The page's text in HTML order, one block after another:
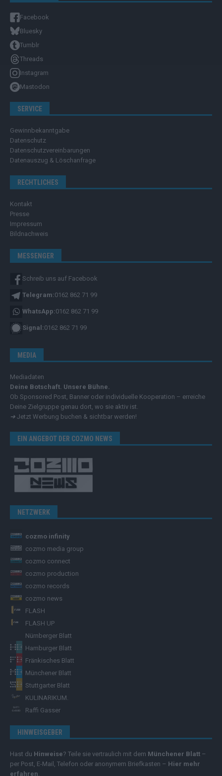
Facebook
Bluesky
Tumblr
Threads
Instagram
Mastodon
SERVICE
Gewinnbekanntgabe
Datenschutz
Datenschutzvereinbarungen
Datenauszug & Löschanfrage
RECHTLICHES
Kontakt
Presse
Impressum
Bildnachweis
MESSENGER
Schreib uns auf Facebook
Telegram:0162 862 71 99
WhatsApp:0162 862 71 99
Signal:0162 862 71 99
MEDIA
Mediadaten
Deine Botschaft. Unsere Bühne.
Ob Sponsored Post, Banner oder individuelle Kooperation – erreiche
Deine Zielgruppe genau dort, wo sie aktiv ist.
➔ Jetzt Werbung buchen & sichtbar werden!
EIN ANGEBOT DER COZMO NEWS
NETZWERK
cozmo infinity
cozmo media group
cozmo connect
cozmo production
cozmo records
cozmo news
FLASH
FLASH UP
Nürnberger Blatt
Hamburger Blatt
Fränkisches Blatt
Münchener Blatt
Stuttgarter Blatt
KULINARIKUM.
Raffi Gasser
HINWEISGEBER
Hast du Hinweise? Teile sie vertraulich mit dem Münchener Blatt –
per Post, E-Mail, Telefon oder anonymem Briefkasten – Hier mehr
erfahren.